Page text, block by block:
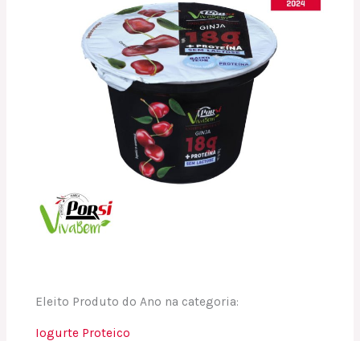
Eleito Produto do Ano na categoria:
Iogurte Proteico